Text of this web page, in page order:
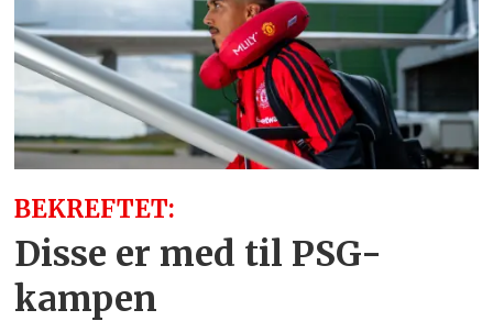
BEKREFTET:
Disse er med til PSG-
kampen